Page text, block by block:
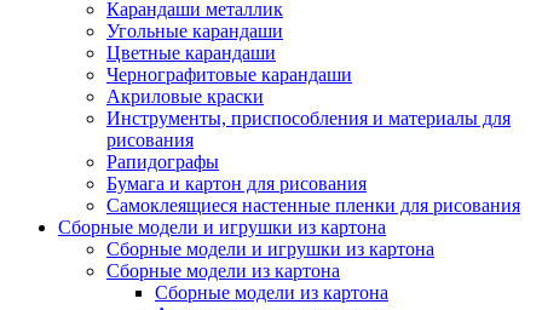
Карандаши металлик
Угольные карандаши
Цветные карандаши
Чернографитовые карандаши
Акриловые краски
Инструменты, приспособления и материалы для
рисования
Рапидографы
Бумага и картон для рисования
Самоклеящиеся настенные пленки для рисования
Сборные модели и игрушки из картона
Сборные модели и игрушки из картона
Сборные модели из картона
Сборные модели из картона